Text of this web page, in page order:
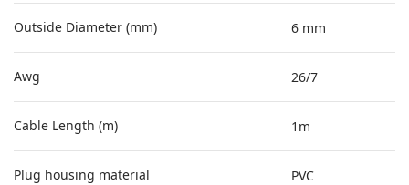
Outside Diameter (mm) 6 mm
Awg 26/7
Cable Length (m) 1m
Plug housing material PVC